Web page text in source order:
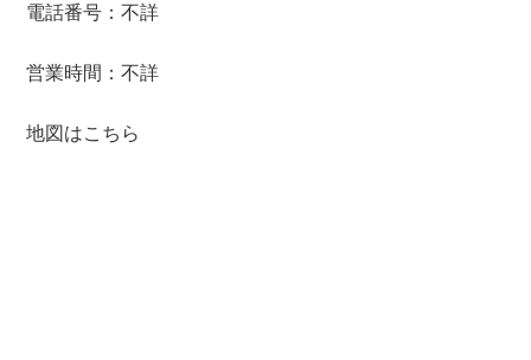
電話番号：不詳
営業時間：不詳
地図はこちら